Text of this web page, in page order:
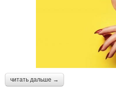
читать дальше →